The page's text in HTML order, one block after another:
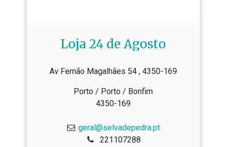
Loja 24 de Agosto
Av Fernão Magalhães 54 , 4350-169
Porto / Porto / Bonfim
4350-169
geral@selvadepedra.pt
221107288